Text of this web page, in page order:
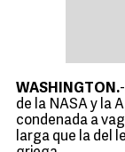
WASHINGTON.
de la NASA y la
condenada a
larga que la del